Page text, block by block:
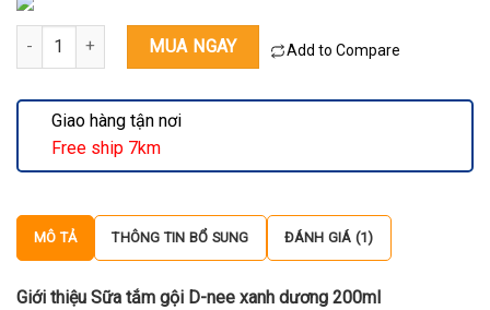
Sữa tắm gội D-nee xanh dương 200ml số lượng
MUA NGAY Add to Compare
Giao hàng tận nơi
Free ship 7km
MÔ TẢ THÔNG TIN BỔ SUNG ĐÁNH GIÁ (1)
Giới thiệu Sữa tắm gội D-nee xanh dương 200ml